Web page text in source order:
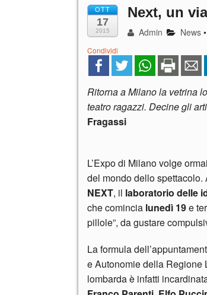
OTT
17
2015
Next, un
Admin News
Condividi
Ritorna a Milano la vetrina
teatro ragazzi. Decine gli
Fragassi
L’Expo di Milano volge
del mondo dello
NEXT, il laboratorio delle
che comincia lunedì 19e
pillole”, da gustare
La formula
e Autonomie della Regione
lombarda è infatti